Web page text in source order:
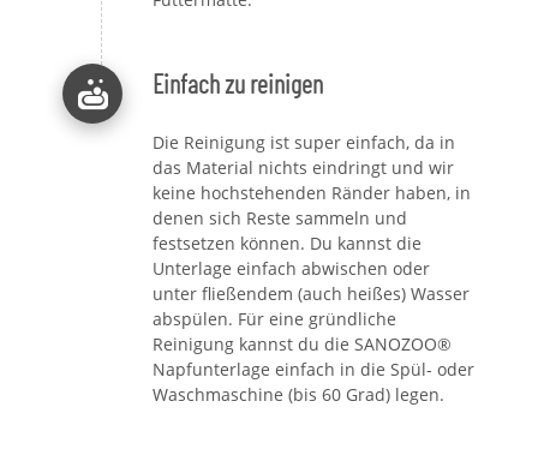
Einfach zu reinigen
Die Reinigung ist super einfach, da in
das Material nichts eindringt und wir
keine hochstehenden Ränder haben, in
denen sich Reste sammeln und
festsetzen können. Du kannst die
Unterlage einfach abwischen oder
unter fließendem (auch heißes) Wasser
abspülen. Für eine gründliche
Reinigung kannst du die SANOZOO®
Napfunterlage einfach in die Spül- oder
Waschmaschine (bis 60 Grad) legen.